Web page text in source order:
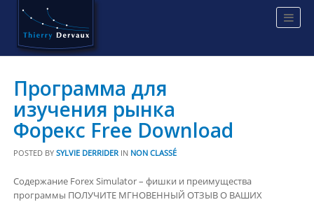
Программа для
изучения рынка
Форекс Free Download
POSTED BY SYLVIE DERRIDER IN NON CLASSÉ
Содержание Forex Simulator – фишки и преимущества
программы ПОЛУЧИТЕ МГНОВЕННЫЙ ОТЗЫВ О ВАШИХ